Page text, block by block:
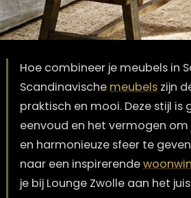
Hoe combineer je meubels
Scandinavischemeubels
praktisch en mooi. Deze
eenvoud en het vermogen
en harmonieuze sfeer te